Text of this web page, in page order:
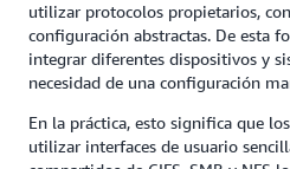
utilizar protocolos propietarios,
configuración abstractas. De esta
integrar diferentes dispositivos y
necesidad de una configuración
En la práctica, esto significa que
utilizar interfaces de usuario